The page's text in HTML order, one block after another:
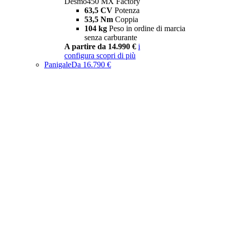
63,5 CV Potenza
53,5 Nm Coppia
104 kg Peso in ordine di marcia
senza carburante
A partire da 14.990 € i
configura scopri di più
PanigaleDa 16.790 €